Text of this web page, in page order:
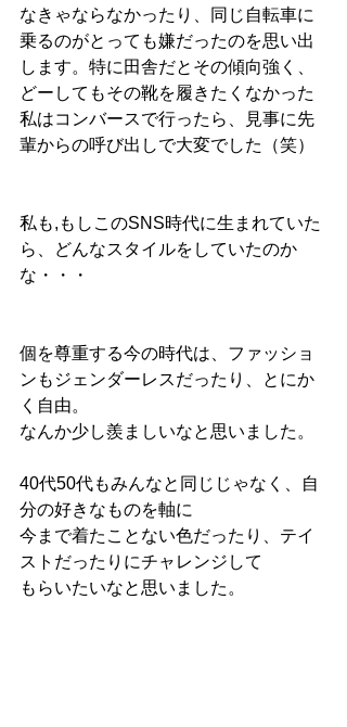
なきゃならなかったり、同じ自転車に
乗るのがとっても嫌だったのを思い出
します。特に田舎だとその傾向強く、
どーしてもその靴を履きたくなかった
私はコンバースで行ったら、見事に先
輩からの呼び出しで大変でした（笑）
私も,もしこのSNS時代に生まれていた
ら、どんなスタイルをしていたのか
な・・・
個を尊重する今の時代は、ファッショ
ンもジェンダーレスだったり、とにか
く自由。
なんか少し羨ましいなと思いました。
40代50代もみんなと同じじゃなく、自
分の好きなものを軸に
今まで着たことない色だったり、テイ
ストだったりにチャレンジして
もらいたいなと思いました。